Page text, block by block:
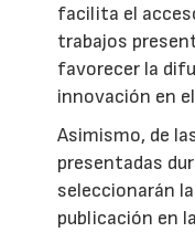
facilita el
trabajos
favorecer la
innovación en
Asimismo, de
presentadas
seleccionarán
publicación en